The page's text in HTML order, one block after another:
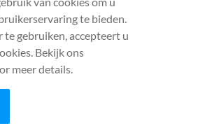
in je niche te bereiken, kun je
zoeken naar relevante hashtags op
te worden van Facebook-groepen
aan je onderwerp. U kunt dan
te bieden.
te gebruiken, accepteert u
Bekijk ons
meer details.